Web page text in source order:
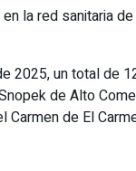
la red sanitaria
2025, un total de
de Alto
de El